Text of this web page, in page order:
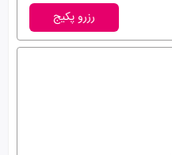
رزرو پکیج